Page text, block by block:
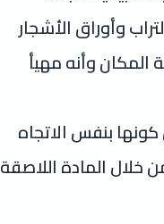
وأوراق الأشجار
وأنه مهيأ
بنفس الاتجاه
خلال المادة اللاصقة